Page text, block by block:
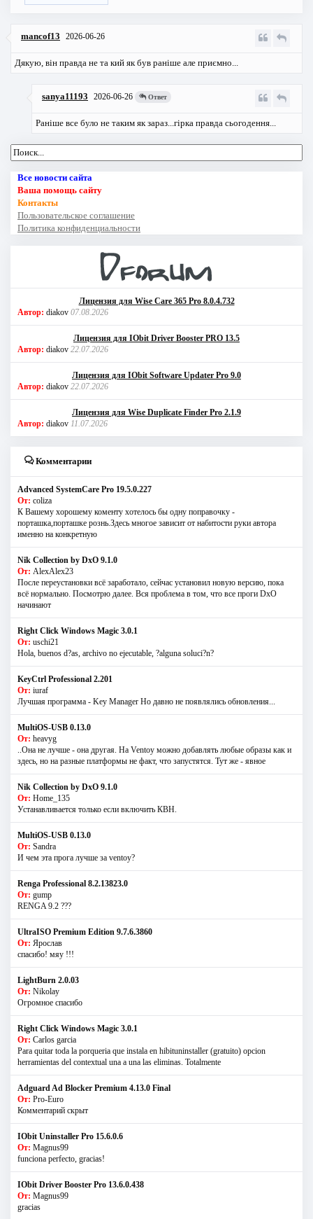
mancof13 2026-06-26
Дякую, він правда не та кий як був раніше але приємно...
sanya11193 2026-06-26 Ответ
Раніше все було не таким як зараз...гірка правда сьогодення...
Все новости сайта
Ваша помощь сайту
Контакты
Пользовательское соглашение
Политика конфиденциальности
Лицензия для Wise Care 365 Pro 8.0.4.732
Автор: diakov 07.08.2026
Лицензия для IObit Driver Booster PRO 13.5
Автор: diakov 22.07.2026
Лицензия для IObit Software Updater Pro 9.0
Автор: diakov 22.07.2026
Лицензия для Wise Duplicate Finder Pro 2.1.9
Автор: diakov 11.07.2026
Комментарии
Advanced SystemCare Pro 19.5.0.227
От: coliza
К Вашему хорошему коменту хотелось бы одну поправочку -
порташка,порташке рознь.Здесь многое зависит от набитости руки автора
именно на конкретную
Nik Collection by DxO 9.1.0
От: AlexAlex23
После переустановки всё заработало, сейчас установил новую версию, пока
всё нормально. Посмотрю далее. Вся проблема в том, что все проги DxO
начинают
Right Click Windows Magic 3.0.1
От: uschi21
Hola, buenos d?as, archivo no ejecutable, ?alguna soluci?n?
KeyCtrl Professional 2.201
От: iuraf
Лучшая программа - Key Manager Но давно не появлялись обновления...
MultiOS-USB 0.13.0
От: heavyg
..Она не лучше - она другая. На Ventoy можно добавлять любые образы как и
здесь, но на разные платформы не факт, что запустятся. Тут же - явное
Nik Collection by DxO 9.1.0
От: Home_135
Устанавливается только если включить КВН.
MultiOS-USB 0.13.0
От: Sandra
И чем эта прога лучше за ventoy?
Renga Professional 8.2.13823.0
От: gump
RENGA 9.2 ???
UltraISO Premium Edition 9.7.6.3860
От: Ярослав
спасибо! мяу !!!
LightBurn 2.0.03
От: Nikolay
Огромное спасибо
Right Click Windows Magic 3.0.1
От: Carlos garcia
Para quitar toda la porqueria que instala en hibituninstaller (gratuito) opcion
herramientas del contextual una a una las eliminas. Totalmente
Adguard Ad Blocker Premium 4.13.0 Final
От: Pro-Euro
Комментарий скрыт
IObit Uninstaller Pro 15.6.0.6
От: Magnus99
funciona perfecto, gracias!
IObit Driver Booster Pro 13.6.0.438
От: Magnus99
gracias